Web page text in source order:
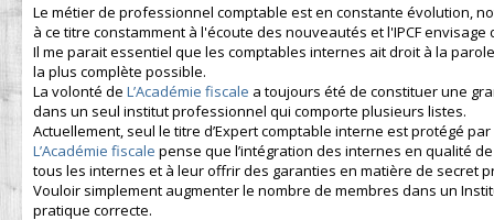
Le métier de professionnel comptable est en constante évolution,
à ce titre constamment à l'écoute des nouveautés et l'IPCF
Il me parait essentiel que les comptables internes ait droit à la
la plus complète possible.
La volonté de L’Académie fiscale a toujours été de constituer une
dans un seul institut professionnel qui comporte plusieurs listes.
Actuellement, seul le titre d’Expert comptable interne est protégé
L’Académie fiscale pense que l’intégration des internes en qualité
tous les internes et à leur offrir des garanties en matière de secret
Vouloir simplement augmenter le nombre de membres dans un
pratique correcte.